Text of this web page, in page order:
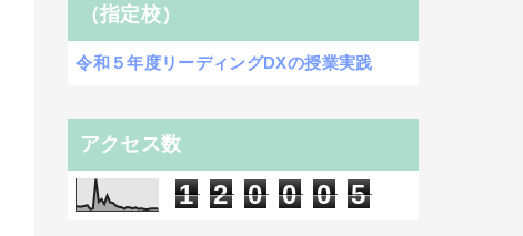
（指定校）
令和５年度リーディングDXの授業実践
アクセス数
1 2 0 0 0 5